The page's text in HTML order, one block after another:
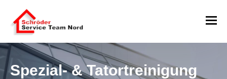
Spezial- & Tatortreinigung